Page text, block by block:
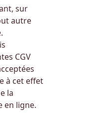
sur
autre
CGV
à cet effet
la
en ligne.